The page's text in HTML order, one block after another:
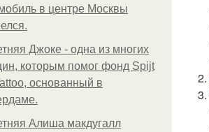
в центре Москвы
Джоке - одна из многих
которым помог фонд Spijt
основанный в
Алиша макдугалл